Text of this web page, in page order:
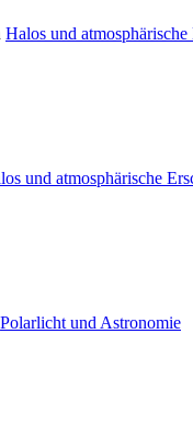
Halos und atmosphärische
und atmosphärische
Polarlicht und Astronomie